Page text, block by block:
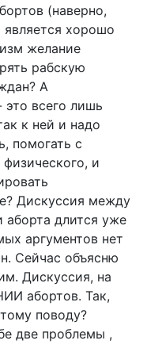
(наверно,
хорошо
желание
рабскую
А
это всего лишь
к ней и надо
помогать с
и
Дискуссия между
длится уже
аргументов нет
Сейчас объясню
Дискуссия, на
абортов. Так,
поводу?
две проблемы ,